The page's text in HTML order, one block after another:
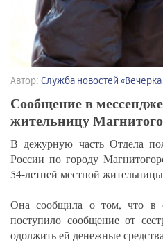
Автор: Служба новостей «Вечерка
Сообщение в
жительницу
В дежурную часть Отдела
России по городу
54-летней местной
Она сообщила о том, что в
поступило сообщение от
одолжить ей денежные